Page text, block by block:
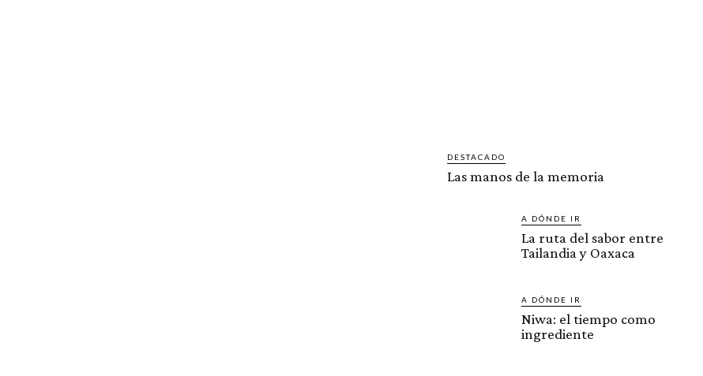
DESTACADO
Las manos de la memoria
A DÓNDE IR
La ruta del sabor entre
Tailandia y Oaxaca
A DÓNDE IR
Niwa: el tiempo como
ingrediente